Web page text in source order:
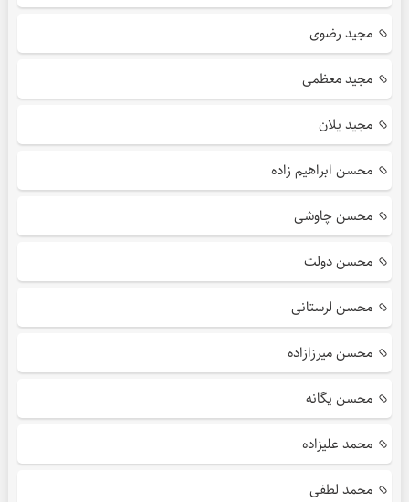
مجید رضوی
مجید معظمی
مجید یلان
محسن ابراهیم زاده
محسن چاوشی
محسن دولت
محسن لرستانی
محسن میرزازاده
محسن یگانه
محمد علیزاده
محمد لطفی